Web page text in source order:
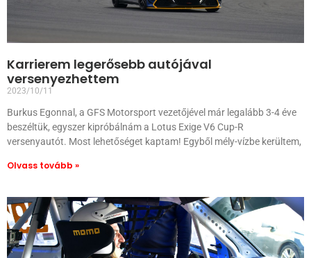
Karrierem legerősebb autójával
versenyezhettem
2023/10/11
Burkus Egonnal, a GFS Motorsport vezetőjével már legalább 3-4 éve
beszéltük, egyszer kipróbálnám a Lotus Exige V6 Cup-R
versenyautót. Most lehetőséget kaptam! Egyből mély-vízbe kerültem,
Olvass tovább »